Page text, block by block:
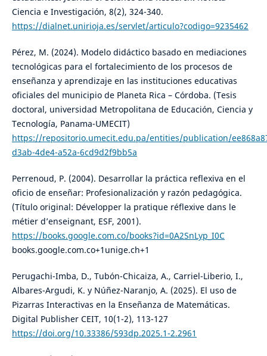
Ciencia e Investigación, 8(2), 324-340.
https://dialnet.unirioja.es/servlet/articulo?codigo=9235462
Pérez, M. (2024). Modelo didáctico basado en mediaciones
tecnológicas para el fortalecimiento de los procesos de
enseñanza y aprendizaje en las instituciones educativas
oficiales del municipio de Planeta Rica – Córdoba. (Tesis
doctoral, universidad Metropolitana de Educación, Ciencia y
Tecnología, Panama-UMECIT)
https://repositorio.umecit.edu.pa/entities/publication/
d3ab-4de4-a52a-6cd9d2f9bb5a
Perrenoud, P. (2004). Desarrollar la práctica reflexiva en el
oficio de enseñar: Profesionalización y razón pedagógica.
(Título original: Développer la pratique réflexive dans le
métier d’enseignant, ESF, 2001).
https://books.google.com.co/books?id=0A2SnLyp_I0C
books.google.com.co+1unige.ch+1
Perugachi-Imba, D., Tubón-Chicaiza, A., Carriel-Liberio, I.,
Albares-Argudi, K. y Núñez-Naranjo, A. (2025). El uso de
Pizarras Interactivas en la Enseñanza de Matemáticas.
Digital Publisher CEIT, 10(1-2), 113-127
https://doi.org/10.33386/593dp.2025.1-2.2961